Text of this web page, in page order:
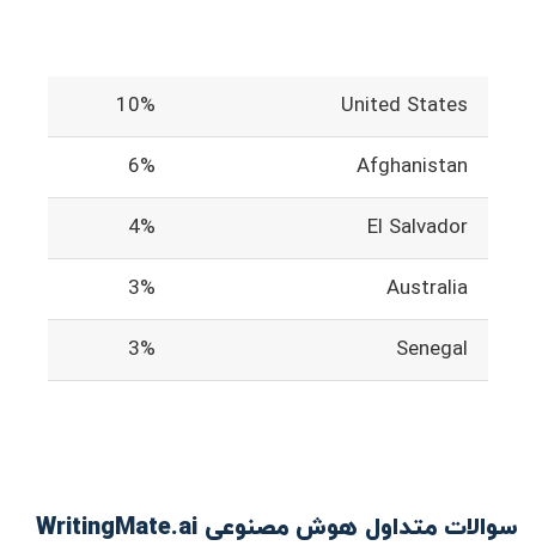
United States
10%
Afghanistan
6%
El Salvador
4%
Australia
3%
Senegal
3%
سوالات متداول هوش مصنوعی WritingMate.ai